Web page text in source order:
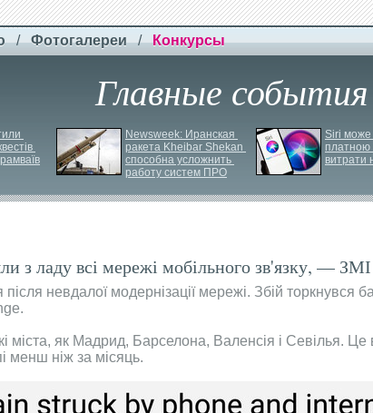
/ Фотогалереи / Конкурсы
Главные
Newsweek: Иранская
ракета Kheibar Shekan
способна усложнить
работу систем ПРО
Siri може
платною
витрати
з ладу всі мережі мобільного зв'язку, — ЗМІ
невдалої модернізації мережі. Збій торкнувся
міста, як Мадрид, Барселона, Валенсія і Севілья. Це
менш ніж за місяць.